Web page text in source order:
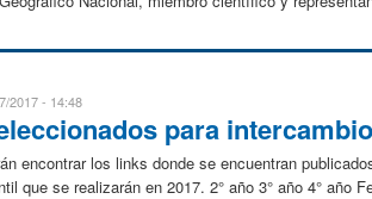
2017 - 14:48
para
encontrar los links donde se encuentran
que se realizarán en 2017. 2° año 3° año 4° año